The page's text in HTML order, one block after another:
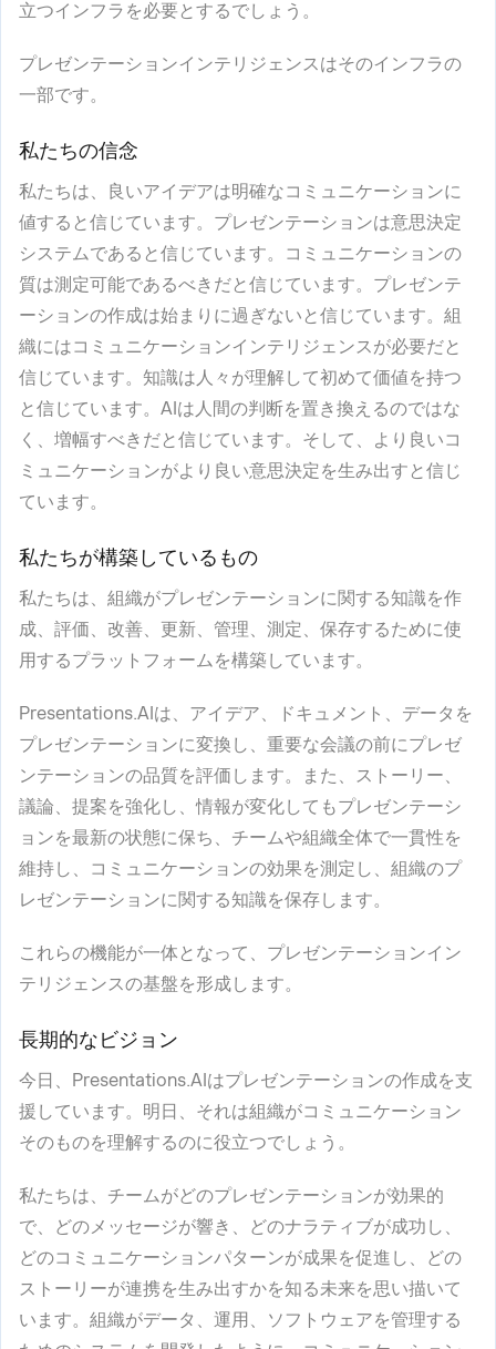
立つインフラを必要とするでしょう。
プレゼンテーションインテリジェンスはそのインフラの
一部です。
私たちの信念
私たちは、良いアイデアは明確なコミュニケーションに
値すると信じています。プレゼンテーションは意思決定
システムであると信じています。コミュニケーションの
質は測定可能であるべきだと信じています。プレゼンテ
ーションの作成は始まりに過ぎないと信じています。組
織にはコミュニケーションインテリジェンスが必要だと
信じています。知識は人々が理解して初めて価値を持つ
と信じています。AIは人間の判断を置き換えるのではな
く、増幅すべきだと信じています。そして、より良いコ
ミュニケーションがより良い意思決定を生み出すと信じ
ています。
私たちが構築しているもの
私たちは、組織がプレゼンテーションに関する知識を作
成、評価、改善、更新、管理、測定、保存するために使
用するプラットフォームを構築しています。
Presentations.AIは、アイデア、ドキュメント、データを
プレゼンテーションに変換し、重要な会議の前にプレゼ
ンテーションの品質を評価します。また、ストーリー、
議論、提案を強化し、情報が変化してもプレゼンテーシ
ョンを最新の状態に保ち、チームや組織全体で一貫性を
維持し、コミュニケーションの効果を測定し、組織のプ
レゼンテーションに関する知識を保存します。
これらの機能が一体となって、プレゼンテーションイン
テリジェンスの基盤を形成します。
長期的なビジョン
今日、Presentations.AIはプレゼンテーションの作成を支
援しています。明日、それは組織がコミュニケーション
そのものを理解するのに役立つでしょう。
私たちは、チームがどのプレゼンテーションが効果的
で、どのメッセージが響き、どのナラティブが成功し、
どのコミュニケーションパターンが成果を促進し、どの
ストーリーが連携を生み出すかを知る未来を思い描いて
います。組織がデータ、運用、ソフトウェアを管理する